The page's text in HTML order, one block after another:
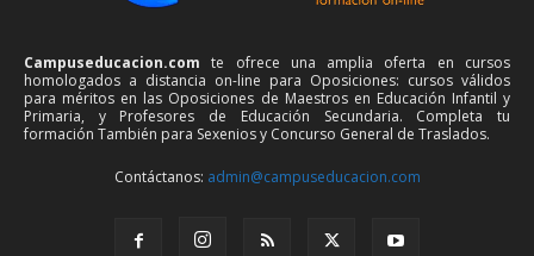
Campuseducacion.com te ofrece una amplia oferta en cursos
homologados a distancia on-line para Oposiciones: cursos válidos
para méritos en las Oposiciones de Maestros en Educación Infantil y
Primaria, y Profesores de Educación Secundaria. Completa tu
formación También para Sexenios y Concurso General de Traslados.
Contáctanos: admin@campuseducacion.com